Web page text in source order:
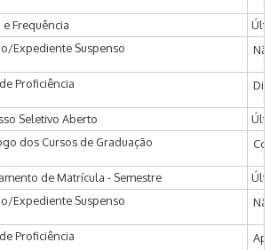
Frequência
Expediente Suspenso Não
Proficiência
Seletivo Aberto
dos Cursos de Graduação
de Matrícula - Semestre
Expediente Suspenso Não
Proficiência